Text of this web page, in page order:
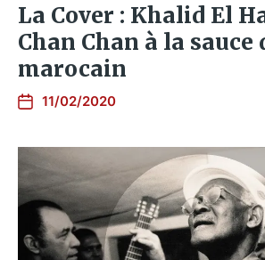
La Cover : Khalid El
Chan Chan à la sauce
marocain
11/02/2020